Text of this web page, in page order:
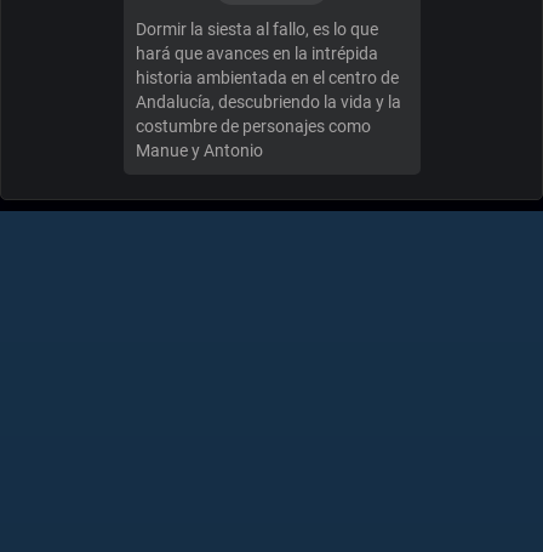
Dormir la siesta al fallo, es lo que
hará que avances en la intrépida
historia ambientada en el centro de
Andalucía, descubriendo la vida y la
costumbre de personajes como
Manue y Antonio